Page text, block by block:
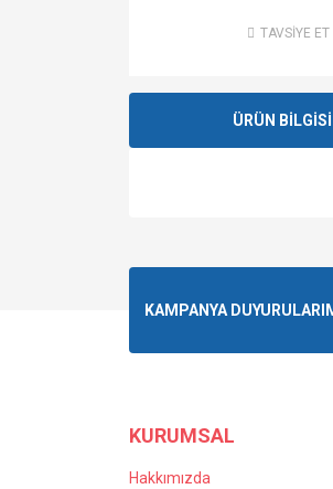
TAVSİYE ET
ÜRÜN BİLGİSİ
Ürün resmi kalitesiz,
Bu ürüne benzer farklı
KAMPANYA
KURUMSAL
Hakkımızda